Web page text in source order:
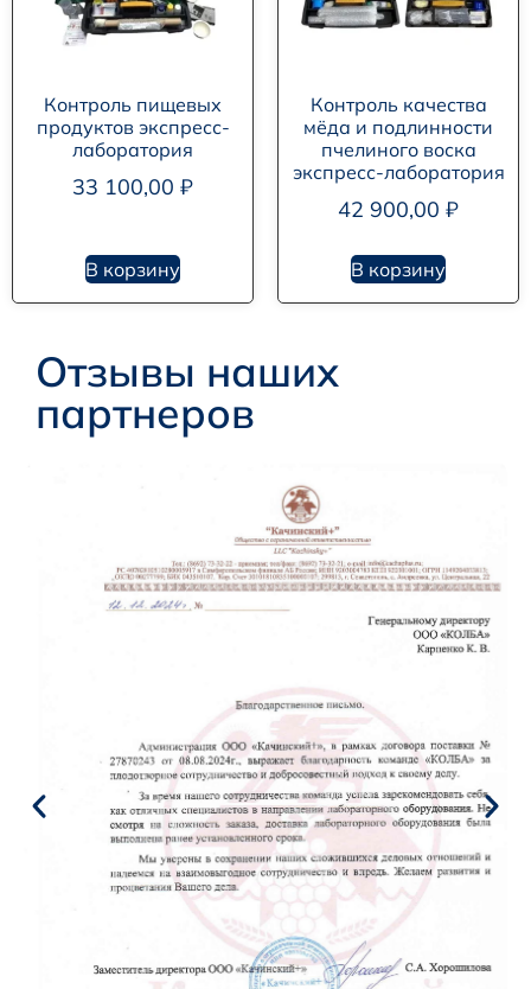
Контроль пищевых
продуктов экспресс-
лаборатория
33 100,00 ₽
В корзину
Контроль качества
мёда и подлинности
пчелиного воска
экспресс-лаборатория
42 900,00 ₽
В корзину
Отзывы наших
партнеров